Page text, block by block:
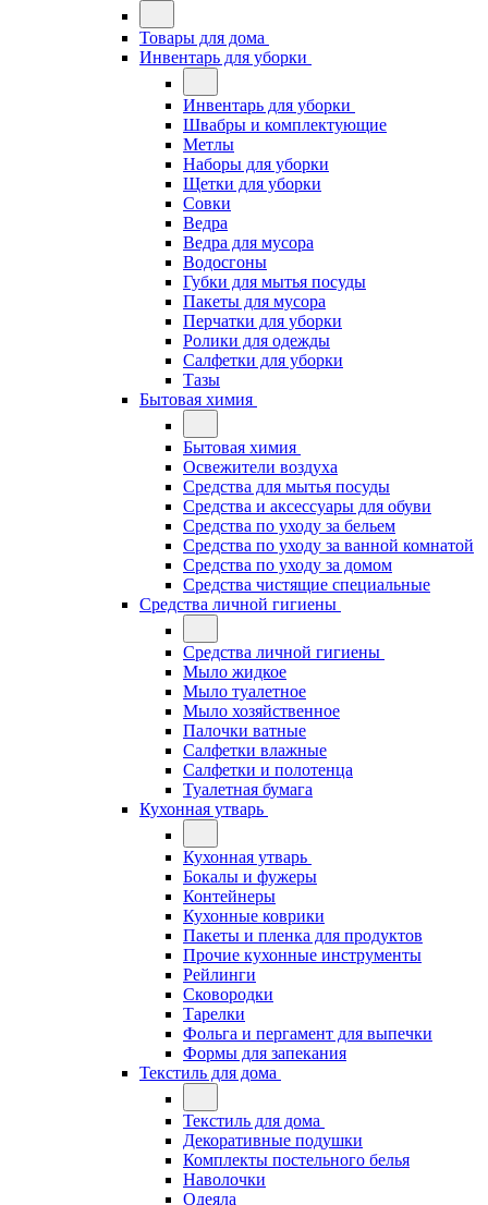
Товары для дома
Инвентарь для уборки
Инвентарь для уборки
Швабры и комплектующие
Метлы
Наборы для уборки
Щетки для уборки
Совки
Ведра
Ведра для мусора
Водосгоны
Губки для мытья посуды
Пакеты для мусора
Перчатки для уборки
Ролики для одежды
Салфетки для уборки
Тазы
Бытовая химия
Бытовая химия
Освежители воздуха
Средства для мытья посуды
Средства и аксессуары для обуви
Средства по уходу за бельем
Средства по уходу за ванной комнатой
Средства по уходу за домом
Средства чистящие специальные
Средства личной гигиены
Средства личной гигиены
Мыло жидкое
Мыло туалетное
Мыло хозяйственное
Палочки ватные
Салфетки влажные
Салфетки и полотенца
Туалетная бумага
Кухонная утварь
Кухонная утварь
Бокалы и фужеры
Контейнеры
Кухонные коврики
Пакеты и пленка для продуктов
Прочие кухонные инструменты
Рейлинги
Сковородки
Тарелки
Фольга и пергамент для выпечки
Формы для запекания
Текстиль для дома
Текстиль для дома
Декоративные подушки
Комплекты постельного белья
Наволочки
Одеяла